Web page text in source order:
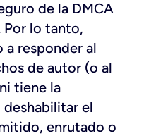
de la DMCA
Por lo tanto,
responder al
de autor (o al
tiene la
el
enrutado o